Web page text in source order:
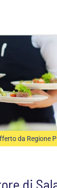
da Regione
di